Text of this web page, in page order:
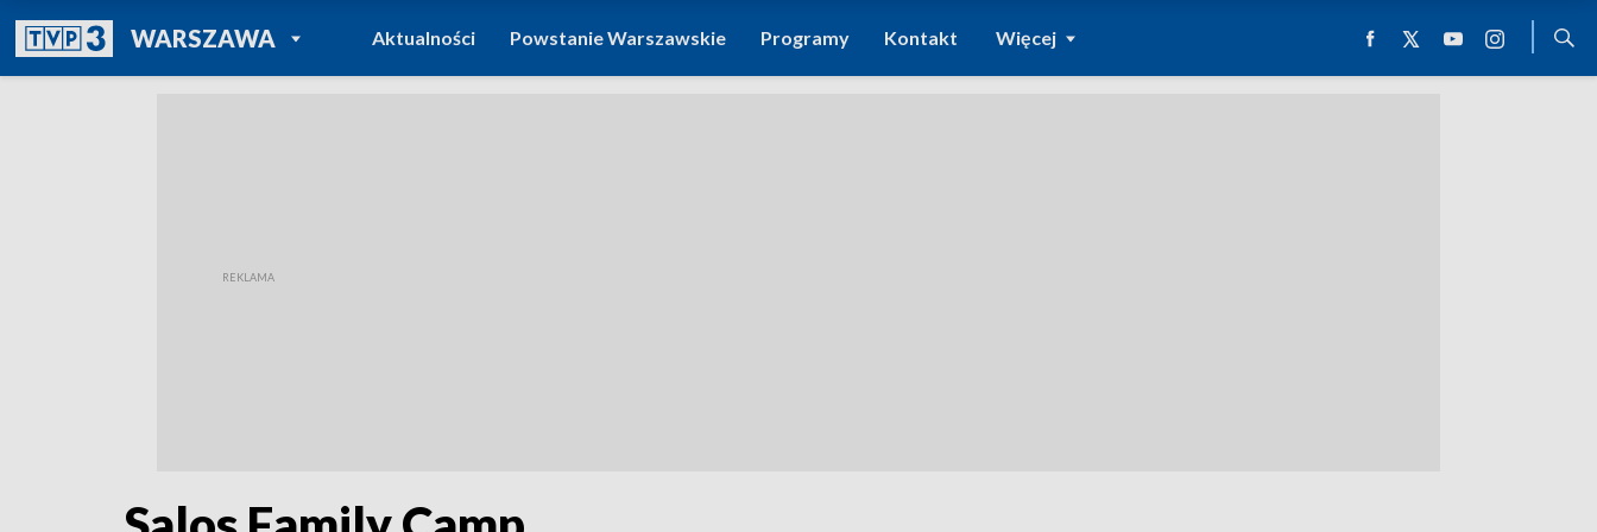
WARSZAWAPOWRÓT DO
TVP REGIONY
Aktualności Powstanie Warszawskie Programy Kontakt Więcej